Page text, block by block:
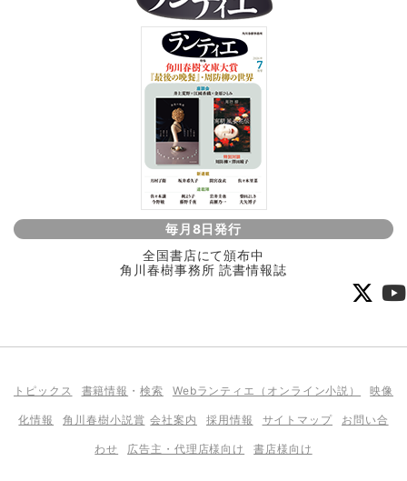
毎月8日発行
全国書店にて頒布中
角川春樹事務所 読書情報誌
トピックス 書籍情報 ・検索 Webランティエ（オンライン小説） 映像
化情報 角川春樹小説賞 会社案内 採用情報 サイトマップ お問い合
わせ 広告主・代理店様向け 書店様向け